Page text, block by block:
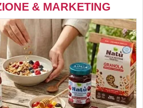
& MARKETING